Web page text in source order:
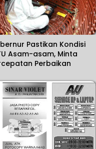
Pastikan Kondisi
Asam-asam, Minta
Perbaikan